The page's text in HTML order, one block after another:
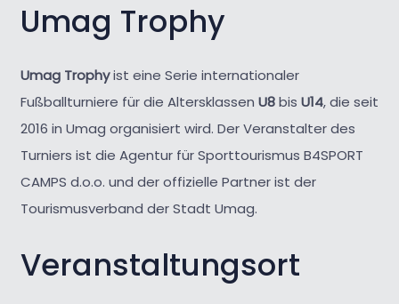
Umag Trophy
Umag Trophyist eine Serie internationaler
Fußballturniere für die Altersklassen U8bis U14, die seit
2016 in Umag organisiert wird. Der Veranstalter des
Turniers ist die Agentur für Sporttourismus B4SPORT
CAMPS d.o.o. und der offizielle Partner ist der
Tourismusverband der Stadt Umag.
Veranstaltungsort